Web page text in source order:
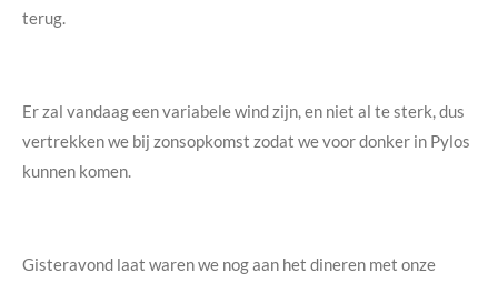
terug.
Er zal vandaag een variabele wind zijn, en niet al te sterk, dus
vertrekken we bij zonsopkomst zodat we voor donker in Pylos
kunnen komen.
Gisteravond laat waren we nog aan het dineren met onze